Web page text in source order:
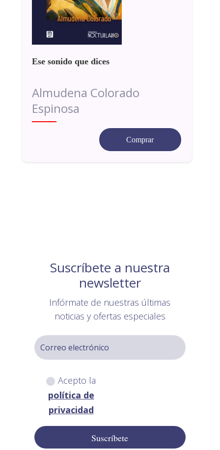
Ese sonido que dices
Almudena Colorado
Espinosa
Comprar
Suscríbete a nuestra
newsletter
Infórmate de nuestras últimas
noticias y ofertas especiales
Acepto la
política de
privacidad
Suscríbete